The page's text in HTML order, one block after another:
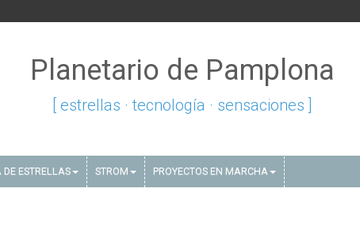
Planetario de Pamplona
[ estrellas · tecnología · sensaciones ]
DE ESTRELLAS STROM PROYECTOS EN MARCHA